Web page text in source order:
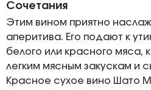
Сочетания
Этим вином приятно
аперитива. Его подают к
белого или красного мяса,
легким мясным закускам и
Красное сухое вино Шато